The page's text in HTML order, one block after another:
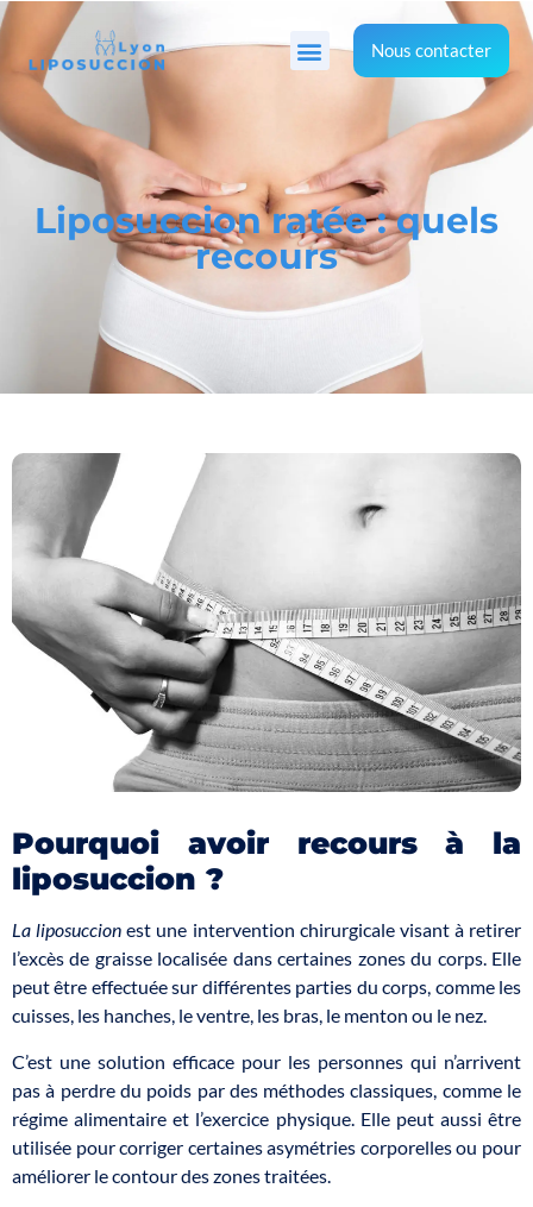
Nous contacter
Liposuccion ratée : quels
recours
Pourquoi avoir recours à la
liposuccion ?
La liposuccion est une intervention chirurgicale visant à retirer
l’excès de graisse localisée dans certaines zones du corps. Elle
peut être effectuée sur différentes parties du corps, comme les
cuisses, les hanches, le ventre, les bras, le menton ou le nez.
C’est une solution efficace pour les personnes qui n’arrivent
pas à perdre du poids par des méthodes classiques, comme le
régime alimentaire et l’exercice physique. Elle peut aussi être
utilisée pour corriger certaines asymétries corporelles ou pour
améliorer le contour des zones traitées.